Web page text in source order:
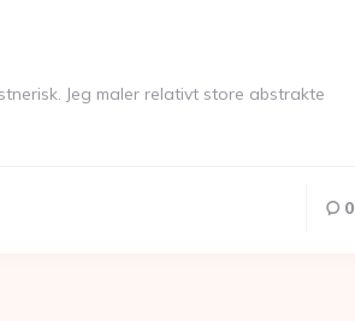
Jeg maler relativt store abstrakte
0